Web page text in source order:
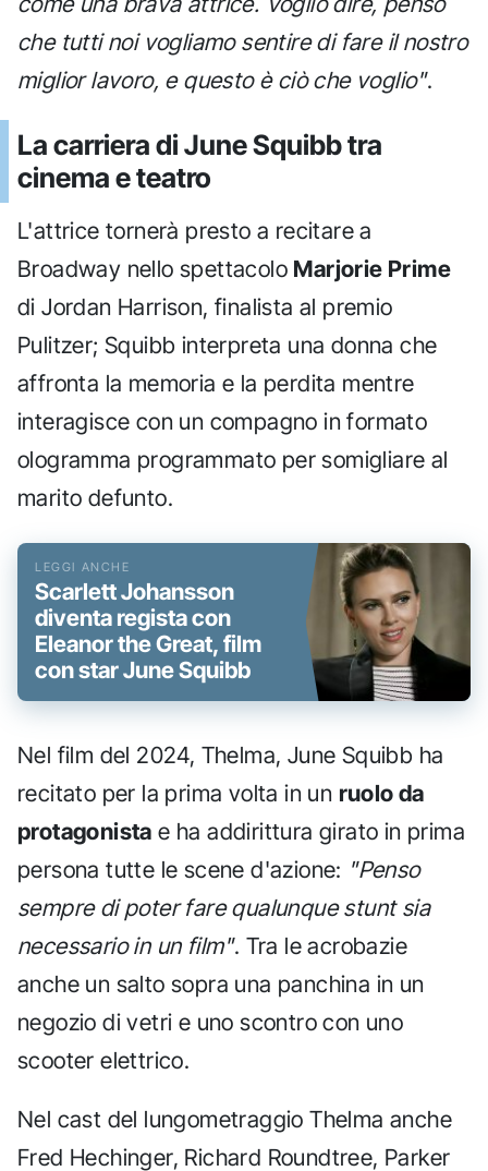
che tutti noi vogliamo sentire di fare il nostro
miglior lavoro, e questo è ciò che voglio".
La carriera di June Squibb tra
cinema e teatro
L'attrice tornerà presto a recitare a
Broadway nello spettacolo Marjorie Prime
di Jordan Harrison, finalista al premio
Pulitzer; Squibb interpreta una donna che
affronta la memoria e la perdita mentre
interagisce con un compagno in formato
ologramma programmato per somigliare al
marito defunto.
Scarlett Johansson
diventa regista con
Eleanor the Great, film
con star June Squibb
Nel film del 2024, Thelma, June Squibb ha
recitato per la prima volta in un ruolo da
protagonista e ha addirittura girato in prima
persona tutte le scene d'azione: "Penso
sempre di poter fare qualunque stunt sia
necessario in un film". Tra le acrobazie
anche un salto sopra una panchina in un
negozio di vetri e uno scontro con uno
scooter elettrico.
Nel cast del lungometraggio Thelma anche
Fred Hechinger, Richard Roundtree, Parker